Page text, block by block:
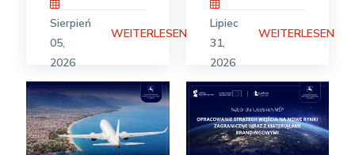
gospodarkę.
Blisko 250 mln
euro z programu
Europejskie dla
Lubelskiego trafi
na wzmocnienie
Sierpień
05,
2026
WEITERLESEN
USA.
Przedstawiciele
amerykańskiej
odwiedzili nasz
region, by
rozmawiać o
Lipiec
31,
2026
WEITERLESEN